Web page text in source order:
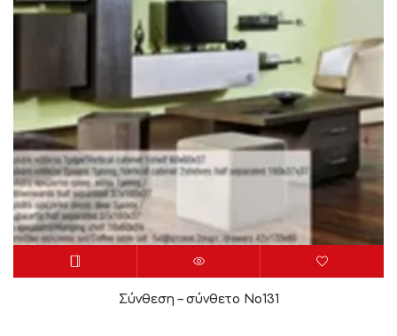
Σύνθεση – σύνθετο Νο131